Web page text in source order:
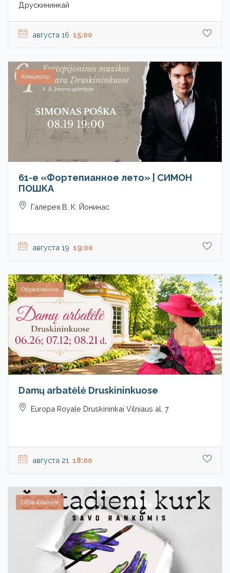
Друскининкай
августа 16 15:00
Концерты
61-е «Фортепианное лето» | СИМОН
ПОШКА
Галерея В. К. Йонинас
августа 19 19:00
Образование
Damų arbatėlė Druskininkuose
Europa Royale Druskininkai Vilniaus al. 7
августа 21 18:00
Образование